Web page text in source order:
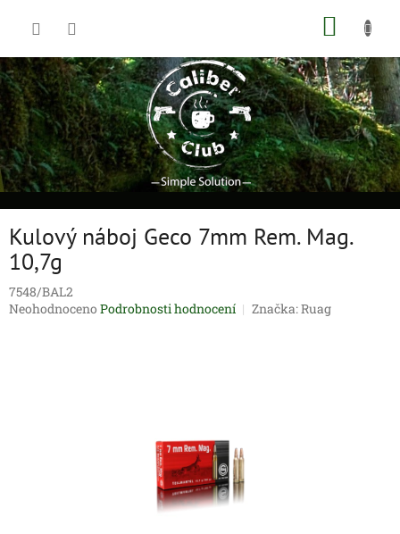
Kulový náboj Geco 7mm Rem. Mag.
10,7g
7548/BAL2
Průměrné
Neohodnoceno Podrobnosti hodnocení Značka:Ruag